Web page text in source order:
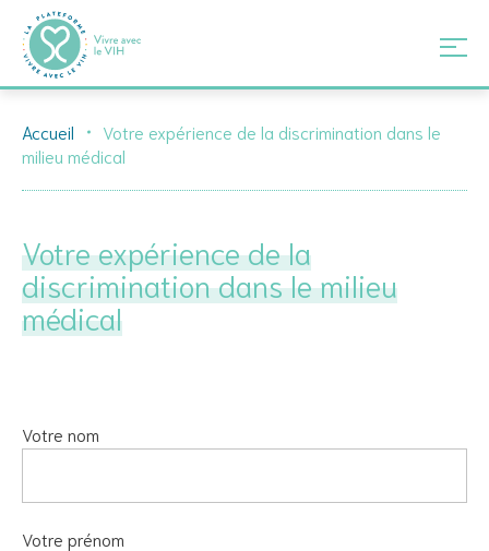
content
Accueil
Votre expérience de la discrimination dans le
milieu médical
Votre expérience de la
discrimination dans le milieu
médical
Votre nom
Votre prénom